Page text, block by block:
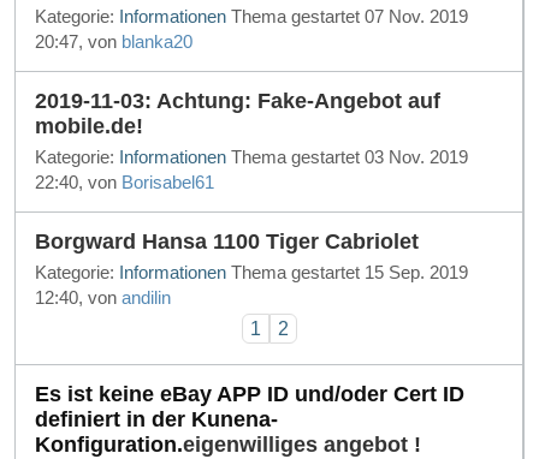
Kategorie: Informationen Thema gestartet 07 Nov. 2019
20:47, von blanka20
2019-11-03: Achtung: Fake-Angebot auf
mobile.de!
Kategorie: Informationen Thema gestartet 03 Nov. 2019
22:40, von Borisabel61
Borgward Hansa 1100 Tiger Cabriolet
Kategorie: Informationen Thema gestartet 15 Sep. 2019
12:40, von andilin
1
2
Es ist keine eBay APP ID und/oder Cert ID
definiert in der Kunena-
Konfiguration.eigenwilliges angebot !